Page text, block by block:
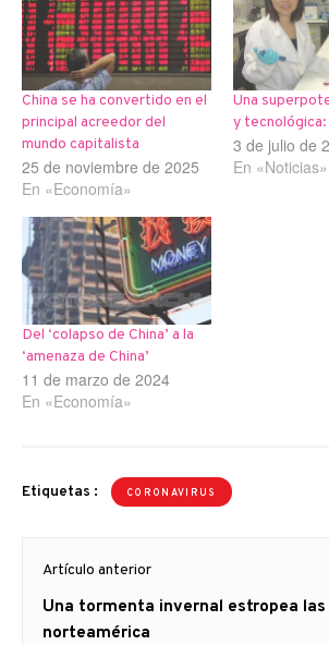
China se ha convertido en el
principal acreedor del
mundo capitalista
25 de noviembre de 2025
En «Economía»
Una
y tecnológica:
3 de julio de
En «Noticias»
Del ‘colapso de China’ a la
‘amenaza de China’
11 de marzo de 2024
En «Economía»
Etiquetas : CORONAVIRUS
de
entradas
Artículo anterior
Artículo
anterior
Una tormenta invernal estropea
norteamérica